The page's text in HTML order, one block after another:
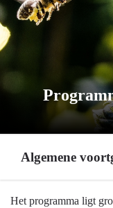
Algemene
Terug
Het programma ligt